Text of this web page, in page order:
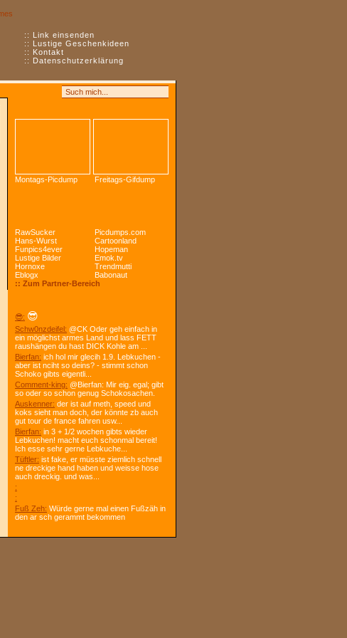
:: Link einsenden
:: Lustige Geschenkideen
:: Kontakt
:: Datenschutzerklärung
Montags-Picdump Freitags-Gifdump
RawSucker
Picdumps.com
Hans-Wurst
Cartoonland
Funpics4ever
Hopeman
Lustige Bilder
Emok.tv
Hornoxe
Trendmutti
Eblogx
Babonaut
:: Zum Partner-Bereich
😎: 😎
Schw0nzdeifel: @CK Oder geh einfach in
ein möglichst armes Land und lass FETT
raushängen du hast DICK Kohle am ...
Bierfan: ich hol mir glecih 1.9. Lebkuchen -
aber ist nciht so deins? - stimmt schon
Schoko gibts eigentli...
Comment-king: @Bierfan: Mir eig. egal; gibt
so oder so schon genug Schokosachen.
Auskenner: der ist auf meth, speed und
koks sieht man doch, der könnte zb auch
gut tour de france fahren usw...
Bierfan: in 3 + 1/2 wochen gibts wieder
Lebkuchen! macht euch schonmal bereit!
Ich esse sehr gerne Lebkuche...
Tüftler: ist fake, er müsste ziemlich schnell
ne dreckige hand haben und weisse hose
auch dreckig. und was...
:
:
Fuß Zeh: Würde gerne mal einen Fußzäh in
den ar sch gerammt bekommen